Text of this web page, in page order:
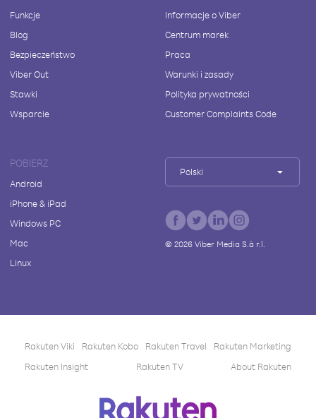
Funkcje
Blog
Bezpieczeństwo
Viber Out
Stawki
Wsparcie
Informacje o Viber
Centrum marek
Praca
Warunki i zasady
Polityka prywatności
Customer Complaints Code
POBIERZ
Android
iPhone & iPad
Windows PC
Mac
Linux
Polski
© 2026Viber Media S.à r.l.
Rakuten Viki Rakuten Kobo Rakuten Travel
Rakuten Marketing
Rakuten Insight
Rakuten TV About Rakuten